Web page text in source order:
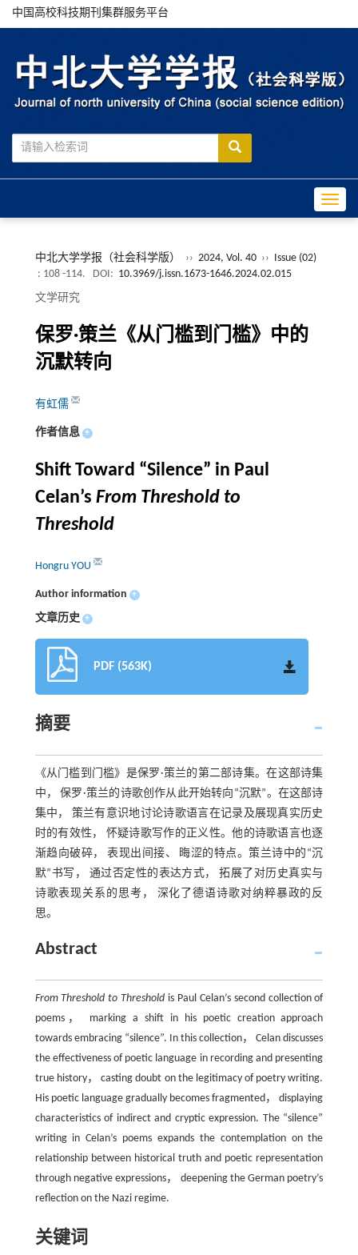
中国高校科技期刊集群服务平台
中北大学学报（社会科学版） ›› 2024, Vol. 40 ››
Issue (02)
: 108 -114.
DOI: 10.3969/j.issn.1673-1646.2024.02.015
文学研究
保罗·策兰《从门槛到门槛》中的
沉默转向
有虹儒
作者信息 +
Shift Toward “Silence” in Paul
Celan’s From Threshold to
Threshold
Hongru YOU
Author information +
文章历史 +
PDF (563K)
摘要
《从门槛到门槛》是保罗·策兰的第二部诗集。在这部诗集
中， 保罗·策兰的诗歌创作从此开始转向“沉默”。在这部诗
集中， 策兰有意识地讨论诗歌语言在记录及展现真实历史
时的有效性， 怀疑诗歌写作的正义性。他的诗歌语言也逐
渐趋向破碎， 表现出间接、 晦涩的特点。策兰诗中的“沉
默”书写， 通过否定性的表达方式， 拓展了对历史真实与
诗歌表现关系的思考， 深化了德语诗歌对纳粹暴政的反
思。
Abstract
From Threshold to Threshold is Paul Celan’s second collection of
poems， marking a shift in his poetic creation approach
towards embracing “silence”. In this collection， Celan discusses
the effectiveness of poetic language in recording and presenting
true history， casting doubt on the legitimacy of poetry writing.
His poetic language gradually becomes fragmented， displaying
characteristics of indirect and cryptic expression. The “silence”
writing in Celan’s poems expands the contemplation on the
relationship between historical truth and poetic representation
through negative expressions， deepening the German poetry’s
reflection on the Nazi regime.
关键词